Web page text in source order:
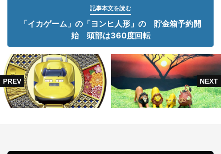
記事本文を読む
「イカゲーム」の「ヨンヒ人形」の 貯金箱予約開
始 頭部は360度回転